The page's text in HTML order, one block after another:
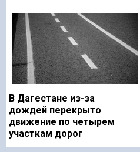
В Дагестане из-за
дождей перекрыто
движение по четырем
участкам дорог